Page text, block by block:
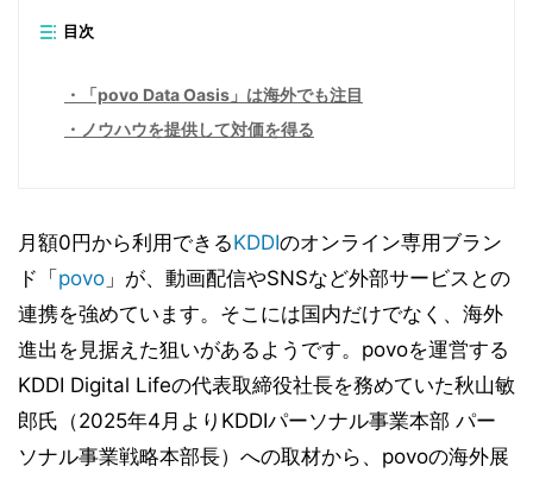
目次
「povo Data Oasis」は海外でも注目
ノウハウを提供して対価を得る
月額0円から利用できるKDDIのオンライン専用ブラン
ド「 povo 」が、動画配信やSNSなど外部サービスとの
連携を強めています。そこには国内だけでなく、海外
進出を見据えた狙いがあるようです。povoを運営する
KDDI Digital Lifeの代表取締役社長を務めていた秋山敏
郎氏（2025年4月よりKDDIパーソナル事業本部 パー
ソナル事業戦略本部長）への取材から、povoの海外展